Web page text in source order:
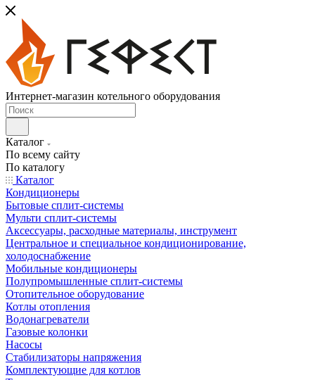
Интернет-магазин котельного оборудования
Каталог
По всему сайту
По каталогу
Каталог
Кондиционеры
Бытовые сплит-системы
Мульти сплит-системы
Аксессуары, расходные материалы, инструмент
Центральное и специальное кондиционирование,
холодоснабжение
Мобильные кондиционеры
Полупромышленные сплит-системы
Отопительное оборудование
Котлы отопления
Водонагреватели
Газовые колонки
Насосы
Стабилизаторы напряжения
Комплектующие для котлов